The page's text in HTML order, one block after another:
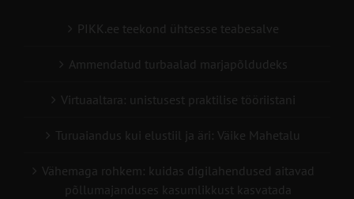
PIKK.ee teekond ühtsesse teabesalve
Ammendatud turbaalad marjapõldudeks
Virtuaaltara: unistusest praktilise tööriistani
Turuaiandus kui elustiil ja äri: Väike Mahetalu
Vähemaga rohkem: kuidas digilahendused aitavad
põllumajanduses kasumlikkust kasvatada